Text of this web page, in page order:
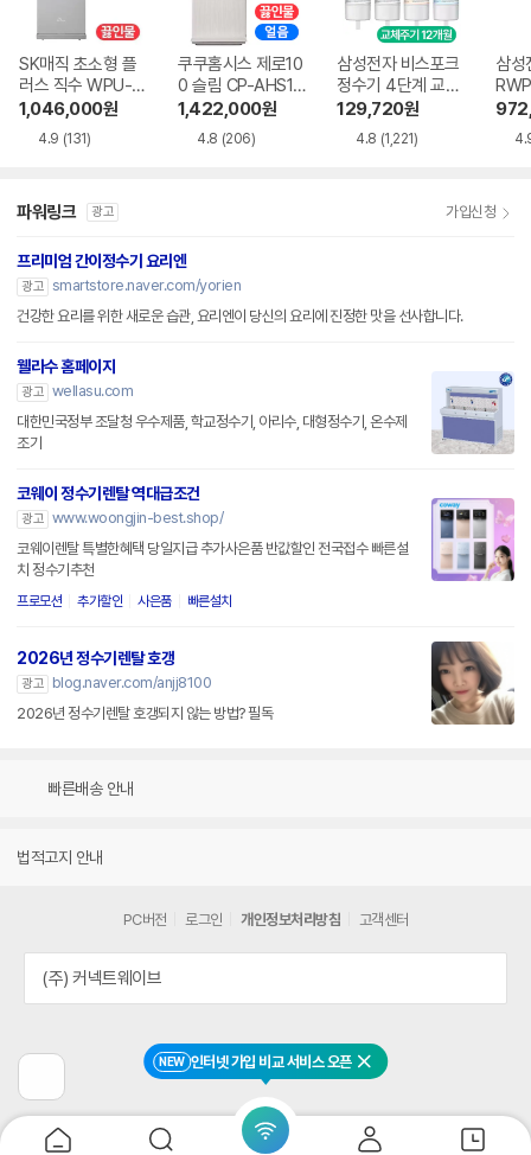
NEW 인터넷 가입 비교 서비스 오픈 닫기
SK매직 초소형 플
러스 직수 WPU-J
AC115SNS
1,046,000원
4.9 (131)
쿠쿠홈시스 제로10
0 슬림 CP-AHS10
0HEW
1,422,000원
4.8 (206)
삼성전자 비스포크
정수기 4단계 교체
용 정수필터 HAF-
HIN
129,720원
4.8 (1,221)
삼성
파워링크 광고 가입신청
프리미엄 간이정수기 요리엔
광고 smartstore.naver.com/yorien
건강한 요리를 위한 새로운 습관, 요리엔이 당신의 요리에 진정한 맛을 선사합니다.
웰라수 홈페이지
광고 wellasu.com
대한민국정부 조달청 우수제품, 학교정수기, 아리수, 대형정수기, 온수제
조기
코웨이 정수기렌탈 역대급조건
광고 www.woongjin-best.shop/
코웨이렌탈 특별한혜택 당일지급 추가사은품 반값할인 전국접수 빠른설
치 정수기추천
프로모션 추가할인 사은품 빠른설치
2026년 정수기렌탈 호갱
광고
blog.naver.com/anjj8100
2026년 정수기렌탈 호갱되지 않는 방법? 필독
빠른배송 안내
법적고지 안내
전
페
이
지
PC버전 로그인 개인정보처리방침 고객센터
(주) 커넥트웨이브